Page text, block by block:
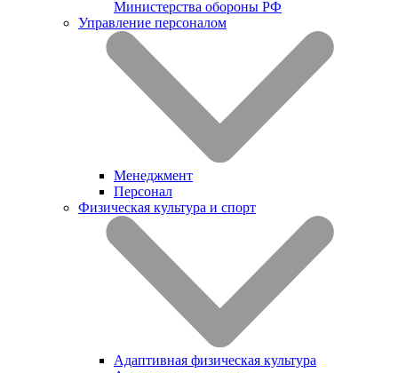
Министерства обороны РФ
Управление персоналом
Менеджмент
Персонал
Физическая культура и спорт
Адаптивная физическая культура